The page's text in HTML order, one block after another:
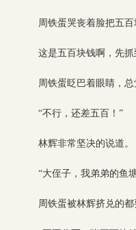
周铁蛋哭丧着脸把五
这是五百块钱啊，先抓
周铁蛋眨巴着眼睛，
“不行，还差五百！”
林辉非常坚决的说道。
“大侄子，我弟弟的鱼
周铁蛋被林辉挤兑的都